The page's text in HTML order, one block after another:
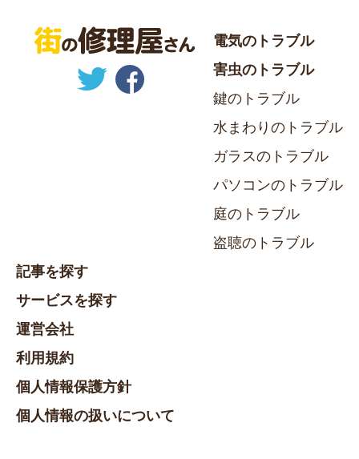
電気のトラブル
害虫のトラブル
鍵のトラブル
水まわりのトラブル
ガラスのトラブル
パソコンのトラブル
庭のトラブル
盗聴のトラブル
記事を探す
サービスを探す
運営会社
利用規約
個人情報保護方針
個人情報の扱いについて